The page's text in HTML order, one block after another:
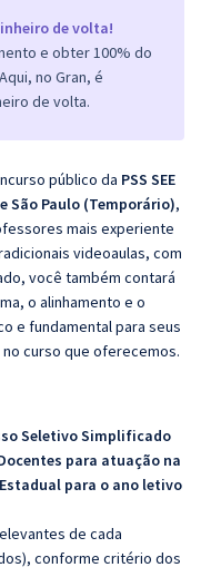
de volta!
e obter 100% do
no Gran, é
de volta.
público da PSS SEE
São Paulo (Temporário),
mais experiente
videoaulas, com
você também contará
o alinhamento e o
e fundamental para seus
curso que oferecemos.
Seletivo Simplificado
para atuação na
para o ano letivo
de cada
conforme critério dos